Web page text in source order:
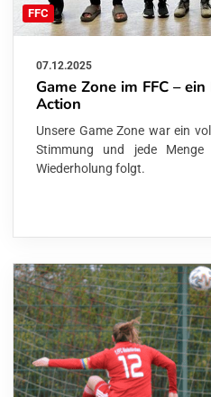
FFC
07.12.2025
Game Zone im FFC –
Action
Unsere Game Zone war ein
Stimmung und jede
Wiederholung folgt.